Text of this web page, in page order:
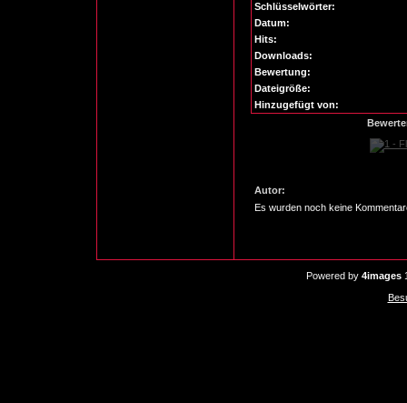
Schlüsselwörter:
Datum:
Hits:
Downloads:
Bewertung:
Dateigröße:
Hinzugefügt von:
Autor:
Es wurden noch keine
Powered by 4images